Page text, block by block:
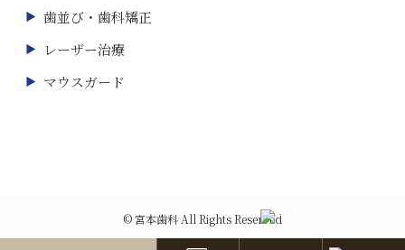
歯並び・歯科矯正
レーザー治療
マウスガード
©宮本歯科 All Rights Reserved